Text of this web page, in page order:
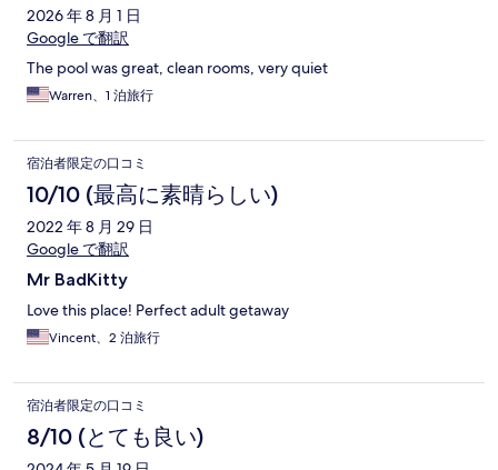
ミ
2026 年 8 月 1 日
Google で翻訳
The pool was great, clean rooms, very quiet
Warren、1 泊旅行
宿泊者限定の口コミ
10/10 (最高に素晴らしい)
2022 年 8 月 29 日
Google で翻訳
Mr BadKitty
Love this place! Perfect adult getaway
Vincent、2 泊旅行
宿泊者限定の口コミ
8/10 (とても良い)